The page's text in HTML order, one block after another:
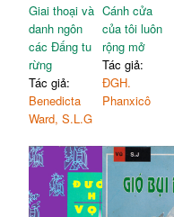
Giai thoại và
danh ngôn
các Đấng tu
rừng
Tác giả:
Benedicta
Ward, S.L.G
Cánh cửa
của tôi luôn
rộng mở
Tác giả:
ĐGH.
Phanxicô